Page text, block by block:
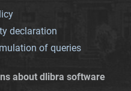
declaration
of queries
about dlibra software